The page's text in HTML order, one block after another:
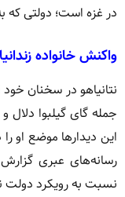
در غزه است؛ دولتی که
واکنش خانواده
نتانیاهو در سخنان خود
جمله گای گیلبوا
این دیدارها موضع او
رسانه‌های عبری گزارش
نسبت به رویکرد دولت